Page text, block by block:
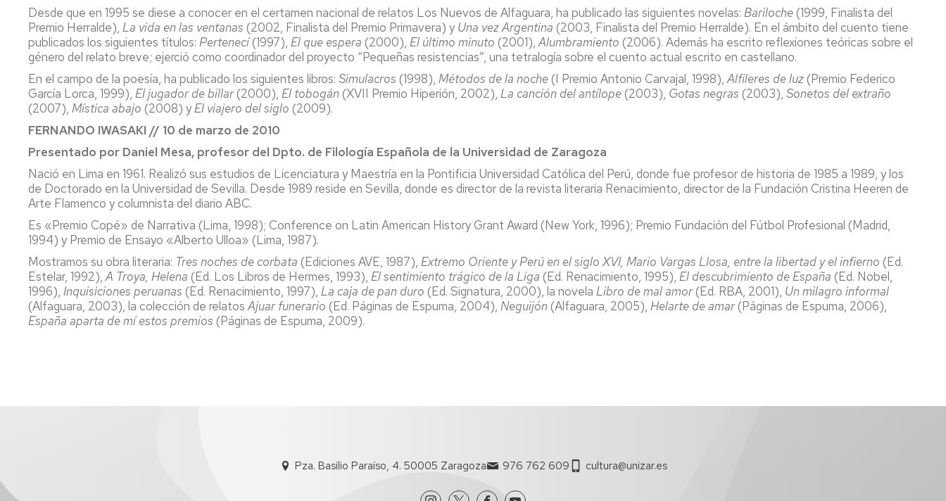
Desde que en 1995 se diese a conocer en el certamen nacional de relatos Los Nuevos de Alfaguara, ha publicado las siguientes novelas: Bariloche(1999, Finalista del
Premio Herralde), La vida en las ventanas (2002, Finalista del Premio Primavera) y Una vez Argentina (2003, Finalista del Premio Herralde). En el ámbito del cuento tiene
publicados los siguientes títulos: Pertenecí(1997), El que espera (2000), El último minuto (2001),Alumbramiento (2006). Además ha escrito reflexiones teóricas sobre el
género del relato breve; ejerció como coordinador del proyecto “Pequeñas resistencias”, una tetralogía sobre el cuento actual escrito en castellano.
En el campo de la poesía, ha publicado los siguientes libros: Simulacros (1998), Métodos de la noche(I Premio Antonio Carvajal, 1998),Alfileres de luz(Premio Federico
García Lorca, 1999), El jugador de billar(2000), El tobogán(XVII Premio Hiperión, 2002), La canción del antílope(2003), Gotas negras (2003), Sonetos del extraño
(2007), Mística abajo (2008) yEl viajero del siglo (2009).
FERNANDO IWASAKI // 10 de marzo de 2010
Presentado por Daniel Mesa, profesor del Dpto. de Filología Española de la Universidad de Zaragoza
Nació en Lima en 1961. Realizó sus estudios de Licenciatura y Maestría en la Pontificia Universidad Católica del Perú, donde fue profesor de historia de 1985 a 1989, y los
de Doctorado en la Universidad de Sevilla. Desde 1989 reside en Sevilla, donde es director de la revista literaria Renacimiento, director de la Fundación Cristina Heeren de
Arte Flamenco y columnista del diario ABC.
Es «Premio Copé» de Narrativa (Lima, 1998); Conference on Latin American History Grant Award (New York, 1996); Premio Fundación del Fútbol Profesional (Madrid,
1994) y Premio de Ensayo «Alberto Ulloa» (Lima, 1987).
Mostramos su obra literaria: Tres noches de corbata (Ediciones AVE, 1987), Extremo Oriente y Perú en el siglo XVI, Mario Vargas Llosa, entre la libertad y el infierno (Ed.
Estelar, 1992),A Troya, Helena (Ed. Los Libros de Hermes, 1993), El sentimiento trágico de la Liga (Ed. Renacimiento, 1995), El descubrimiento de España (Ed. Nobel,
1996), Inquisiciones peruanas (Ed. Renacimiento, 1997), La caja de pan duro (Ed. Signatura, 2000), la novela Libro de mal amor(Ed. RBA, 2001), Un milagro informal
(Alfaguara, 2003), la colección de relatosAjuar funerario (Ed. Páginas de Espuma, 2004), Neguijón(Alfaguara, 2005), Helarte de amar(Páginas de Espuma, 2006),
España aparta de mí estos premios (Páginas de Espuma, 2009).
Pza. Basilio Paraíso, 4. 50005 Zaragoza 976 762 609 cultura@unizar.es